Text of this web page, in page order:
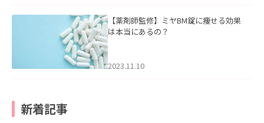
【薬剤師監修】ミヤBM錠に痩せる効果
は本当にあるの？
2023.11.10
新着記事